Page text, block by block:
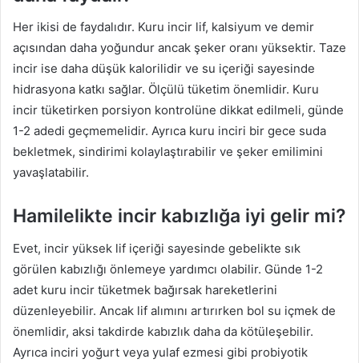
Her ikisi de faydalıdır. Kuru incir lif, kalsiyum ve demir
açısından daha yoğundur ancak şeker oranı yüksektir. Taze
incir ise daha düşük kalorilidir ve su içeriği sayesinde
hidrasyona katkı sağlar. Ölçülü tüketim önemlidir. Kuru
incir tüketirken porsiyon kontrolüne dikkat edilmeli, günde
1-2 adedi geçmemelidir. Ayrıca kuru inciri bir gece suda
bekletmek, sindirimi kolaylaştırabilir ve şeker emilimini
yavaşlatabilir.
Hamilelikte incir kabızlığa iyi gelir mi?
Evet, incir yüksek lif içeriği sayesinde gebelikte sık
görülen kabızlığı önlemeye yardımcı olabilir. Günde 1-2
adet kuru incir tüketmek bağırsak hareketlerini
düzenleyebilir. Ancak lif alımını artırırken bol su içmek de
önemlidir, aksi takdirde kabızlık daha da kötüleşebilir.
Ayrıca inciri yoğurt veya yulaf ezmesi gibi probiyotik